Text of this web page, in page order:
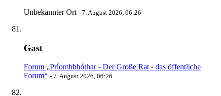
Unbekannter Ort - 7. August 2026, 06:26
Gast
Forum „Príomhbhóthar - Der Große Rat - das öffentliche
Forum“ - 7. August 2026, 06:26